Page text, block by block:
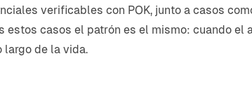
verificables con POK, junto a casos
estos casos el patrón es el mismo: cuando el
largo de la vida.